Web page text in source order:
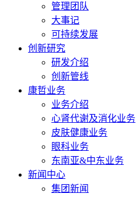
管理团队
大事记
可持续发展
创新研究
研发介绍
创新管线
康哲业务
业务介绍
心肾代谢及消化业务
皮肤健康业务
眼科业务
东南亚&中东业务
新闻中心
集团新闻